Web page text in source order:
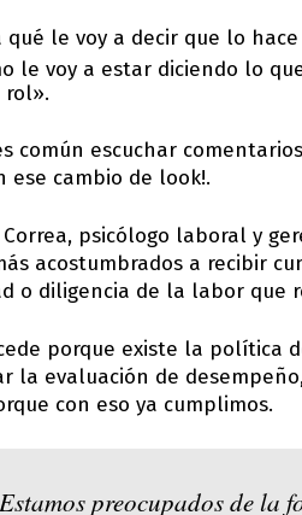
qué le voy a decir que lo
le voy a estar diciendo lo
rol».
común escuchar
ese cambio de look!.
Correa, psicólogo laboral y
acostumbrados a recibir
o diligencia de la labor que
porque existe la política
la evaluación de
con eso ya cumplimos.
preocupados de la